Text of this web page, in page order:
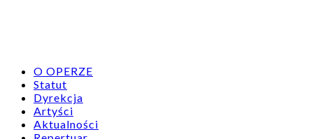
O OPERZE
Statut
Dyrekcja
Artyści
Aktualności